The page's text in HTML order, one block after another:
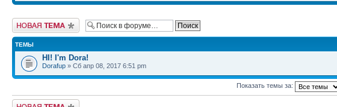
Новая тема
ТЕМЫ
HI! I'm Dora!
Dorafup » Сб апр 08, 2017 6:51 pm
Показать темы за:
Новая тема